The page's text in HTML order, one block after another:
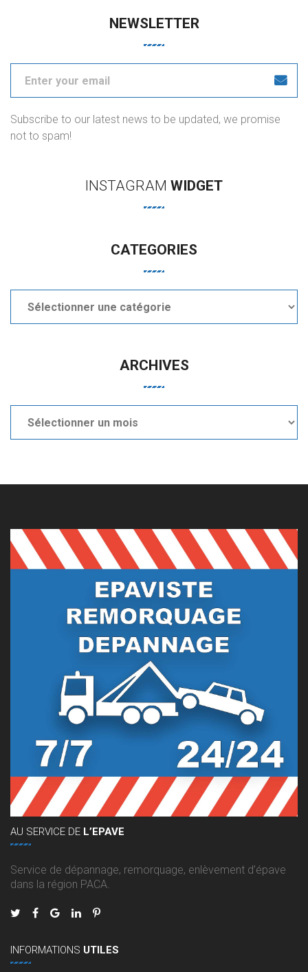
NEWSLETTER
Subscribe to our latest news to be updated, we promise
not to spam!
INSTAGRAM WIDGET
CATEGORIES
ARCHIVES
AU SERVICE DE L’EPAVE
Service de dépannage, remorquage, enlèvement d’épave
dans la région PACA.
INFORMATIONS UTILES